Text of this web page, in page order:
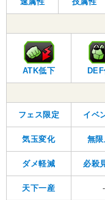
ATK低下
フェス限定 イベ
気玉変化 無
ダメ軽減 必殺
天下一産 -